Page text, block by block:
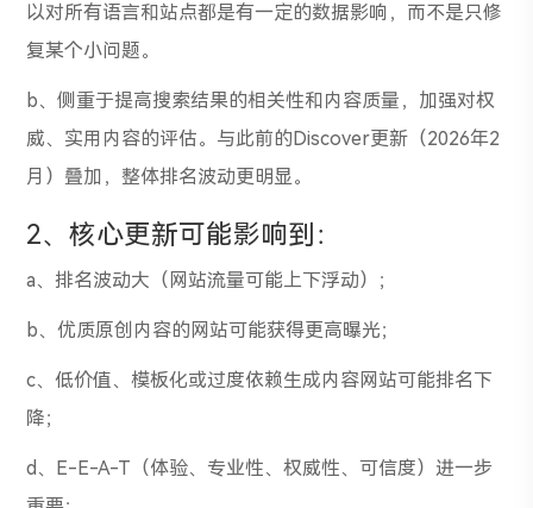
以对所有语言和站点都是有一定的数据影响，而不是只修
复某个小问题。
b、侧重于提高搜索结果的相关性和内容质量，加强对权
威、实用内容的评估。与此前的Discover更新（2026年2
月）叠加，整体排名波动更明显。
2、核心更新可能影响到：
a、排名波动大（网站流量可能上下浮动）；
b、优质原创内容的网站可能获得更高曝光；
c、低价值、模板化或过度依赖生成内容网站可能排名下
降；
d、E-E-A-T（体验、专业性、权威性、可信度）进一步